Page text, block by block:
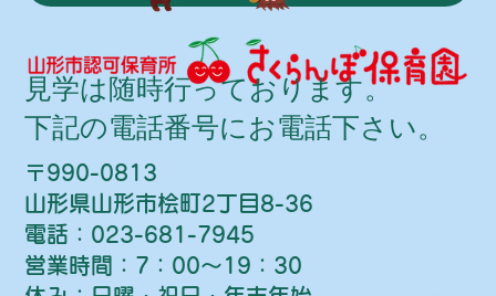
​見学は随時行っております。
下記の電話番号にお電話下さい。
〒990-0813
山形県山形市桧町2丁目8-36
電話：023-681-7945
営業時間：7：00～19：30